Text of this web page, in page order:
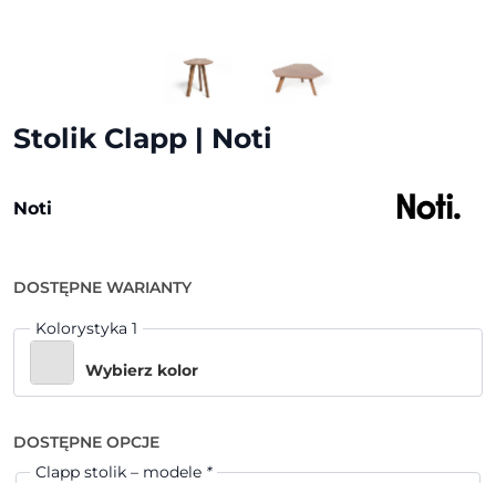
Stolik Clapp | Noti
Noti
DOSTĘPNE WARIANTY
Kolorystyka 1
Wybierz kolor
DOSTĘPNE OPCJE
Clapp stolik – modele *